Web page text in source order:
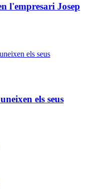
l'empresari Josep
els seus